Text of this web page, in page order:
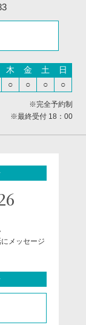
木 金 土
日
○ ○ ○ ○
※完全予約制
※最終受付 18：00
メッセージ